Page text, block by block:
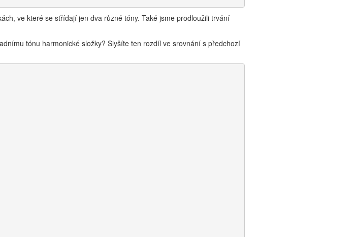
ve které se střídají jen dva různé tóny. Také jsme prodloužili trvání
tónu harmonické složky? Slyšíte ten rozdíl ve srovnání s předchozí